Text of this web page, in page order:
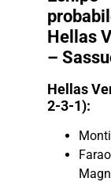
Hellas
–
Hellas
2-3-1):